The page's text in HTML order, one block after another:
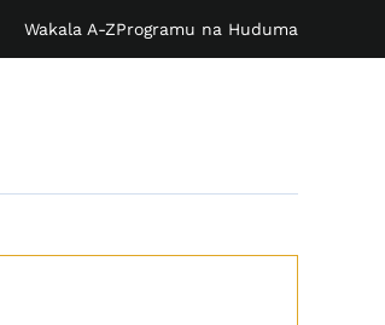
Wakala A-ZProgramu na Huduma